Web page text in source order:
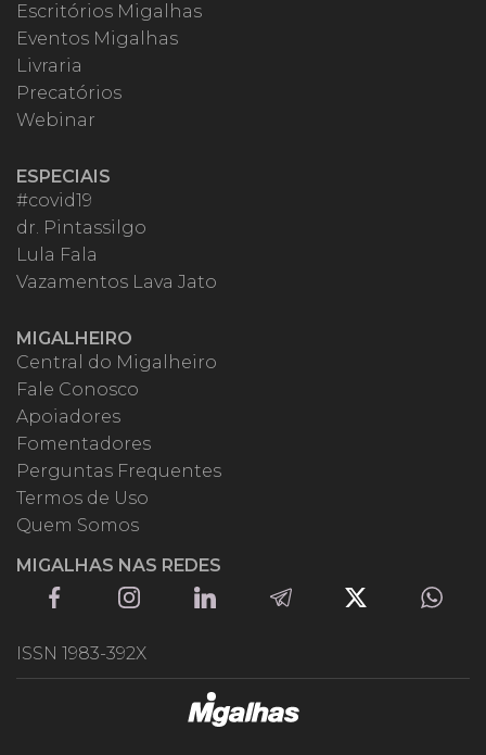
Escritórios Migalhas
Eventos Migalhas
Livraria
Precatórios
Webinar
ESPECIAIS
#covid19
dr. Pintassilgo
Lula Fala
Vazamentos Lava Jato
MIGALHEIRO
Central do Migalheiro
Fale Conosco
Apoiadores
Fomentadores
Perguntas Frequentes
Termos de Uso
Quem Somos
MIGALHAS NAS REDES
ISSN 1983-392X